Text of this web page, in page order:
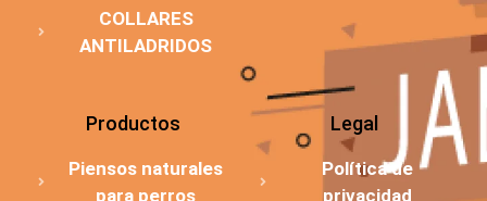
COLLARES
ANTILADRIDOS
Productos
Piensos naturales
para perros
Legal
Política de
privacidad